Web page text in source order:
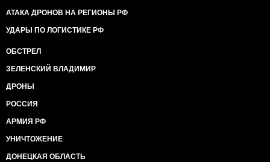
АТАКА ДРОНОВ НА РЕГИОНЫ РФ
УДАРЫ ПО ЛОГИСТИКЕ РФ
ОБСТРЕЛ
ЗЕЛЕНСКИЙ ВЛАДИМИР
ДРОНЫ
РОССИЯ
АРМИЯ РФ
УНИЧТОЖЕНИЕ
ДОНЕЦКАЯ ОБЛАСТЬ